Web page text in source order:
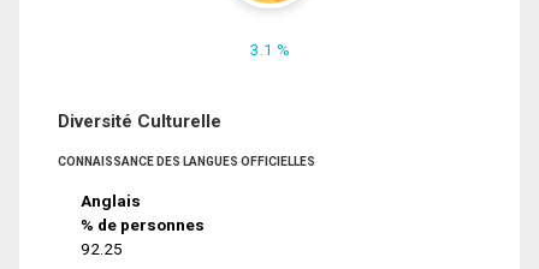
3.1 %
Diversité Culturelle
CONNAISSANCE DES LANGUES OFFICIELLES
Anglais
% de personnes
92.25